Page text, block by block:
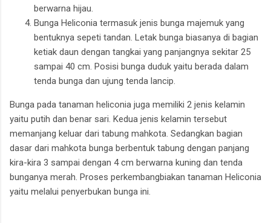
berwarna hijau.
Bunga Heliconia termasuk jenis bunga majemuk yang
bentuknya sepeti tandan. Letak bunga biasanya di bagian
ketiak daun dengan tangkai yang panjangnya sekitar 25
sampai 40 cm. Posisi bunga duduk yaitu berada dalam
tenda bunga dan ujung tenda lancip.
Bunga pada tanaman heliconia juga memiliki 2 jenis kelamin
yaitu putih dan benar sari. Kedua jenis kelamin tersebut
memanjang keluar dari tabung mahkota. Sedangkan bagian
dasar dari mahkota bunga berbentuk tabung dengan panjang
kira-kira 3 sampai dengan 4 cm berwarna kuning dan tenda
bunganya merah. Proses perkembangbiakan tanaman Heliconia
yaitu melalui penyerbukan bunga ini.